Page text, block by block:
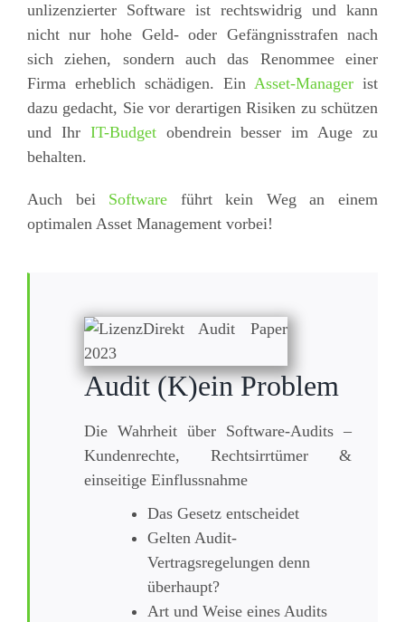
unlizenzierter Software ist rechtswidrig und kann
nicht nur hohe Geld- oder Gefängnisstrafen nach
sich ziehen, sondern auch das Renommee einer
Firma erheblich schädigen. EinAsset-Manager ist
dazu gedacht, Sie vor derartigen Risiken zu schützen
und Ihr IT-Budgetobendrein besser im Auge zu
behalten.
Auch bei Software führt kein Weg an einem
optimalen Asset Management vorbei!
Audit (K)ein Problem
Die Wahrheit über Software-Audits –
Kundenrechte, Rechtsirrtümer &
einseitige Einflussnahme
Das Gesetz entscheidet
Gelten Audit-
Vertragsregelungen denn
überhaupt?
Art und Weise eines Audits